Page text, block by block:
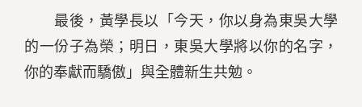
最後，黃學長以「今天，你以身為東吳大學
的一份子為榮；明日，東吳大學將以你的名字，
你的奉獻而驕傲」與全體新生共勉。